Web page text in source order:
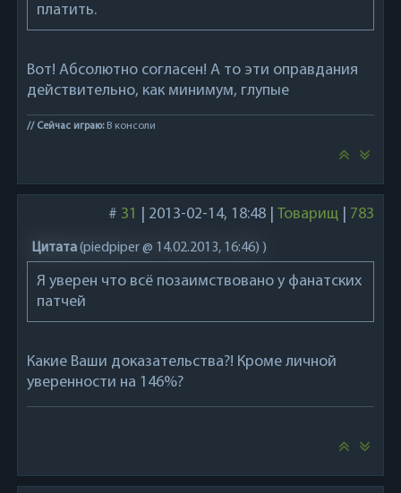
платить.
Вот! Абсолютно согласен! А то эти оправдания
действительно, как минимум, глупые
// Сейчас играю:В консоли
# 31 2013-02-14, 18:48 Товарищ| 783
Цитата(piedpiper @ 14.02.2013, 16:46) )
Я уверен что всё позаимствовано у фанатских
патчей
Какие Ваши доказательства?! Кроме личной
уверенности на 146%?